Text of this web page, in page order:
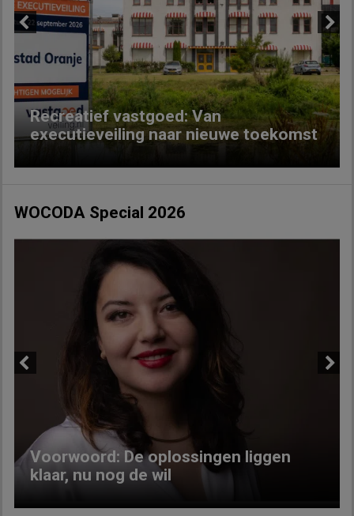
Recreatief vastgoed: Van
executieveiling naar nieuwe toekomst
Next
WOCODA Special 2026
Voorwoord: De oplossingen liggen
klaar, nu nog de wil